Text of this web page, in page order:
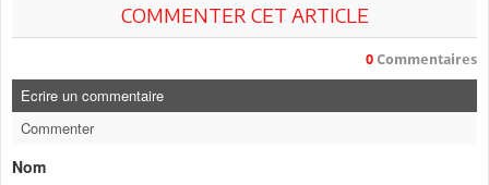
COMMENTER CET ARTICLE
0 Commentaires
Ecrire un commentaire
Commenter
Nom